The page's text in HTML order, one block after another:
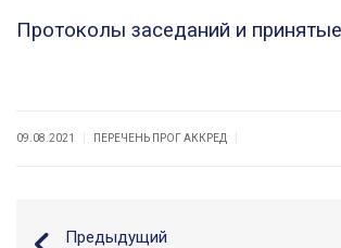
Протоколы заседаний и
09.08.2021 ПЕРЕЧЕНЬ ПРОГ АККРЕД
Предыдущий